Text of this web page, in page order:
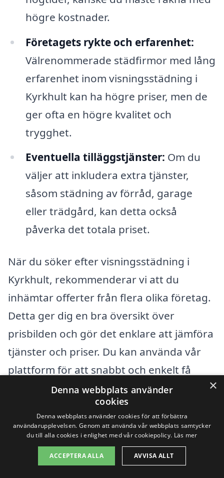
högre kostnader.
Företagets rykte och erfarenhet:
Välrenommerade städfirmor med lång
erfarenhet inom visningsstädning i
Kyrkhult kan ha högre priser, men de
ger ofta en högre kvalitet och
trygghet.
Eventuella tilläggstjänster: Om du
väljer att inkludera extra tjänster,
såsom städning av förråd, garage
eller trädgård, kan detta också
påverka det totala priset.
När du söker efter visningsstädning i
Kyrkhult, rekommenderar vi att du
inhämtar offerter från flera olika företag.
Detta ger dig en bra översikt över
prisbilden och gör det enklare att jämföra
tjänster och priser. Du kan använda vår
plattform för att snabbt och enkelt få
kontakt med aktörer i ditt område som
erbjuder visningsstädning. Genom att
ange dina krav och önskemål kan du få
anpassade erbjudanden som passar just
dina behov.
×
Denna webbplats använder
cookies
Denna webbplats använder cookies för att förbättra
användarupplevelsen. Genom att använda vår webbplats samtycker
du till alla cookies i enlighet med vår cookiepolicy. Läs mer
ACCEPTERA ALLA AVVISA ALLT